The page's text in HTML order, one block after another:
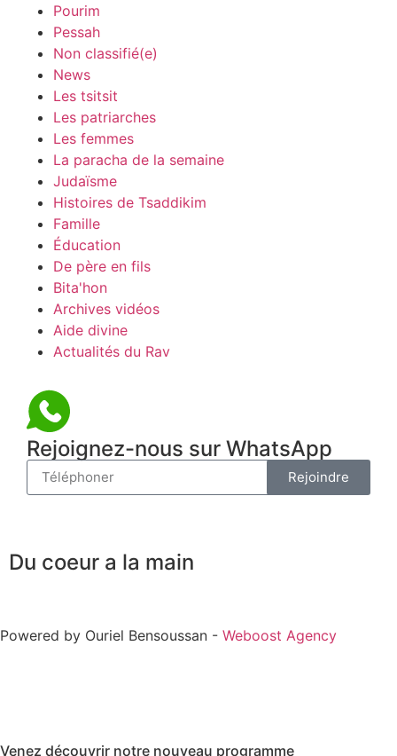
Pourim
Pessah
Non classifié(e)
News
Les tsitsit
Les patriarches
Les femmes
La paracha de la semaine
Judaïsme
Histoires de Tsaddikim
Famille
Éducation
De père en fils
Bita'hon
Archives vidéos
Aide divine
Actualités du Rav
Rejoignez-nous sur WhatsApp
Rejoindre
Du coeur a la main
Powered by Ouriel Bensoussan - Weboost Agency
Venez découvrir notre nouveau programme